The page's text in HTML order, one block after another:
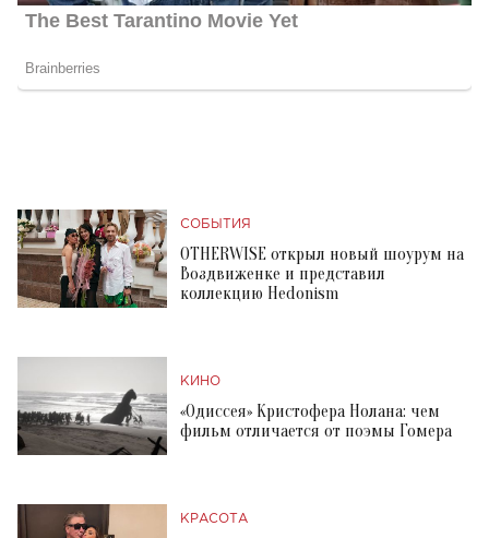
СОБЫТИЯ
OTHERWISE открыл новый шоурум на
Воздвиженке и представил
коллекцию Hedonism
КИНО
«Одиссея» Кристофера Нолана: чем
фильм отличается от поэмы Гомера
КРАСОТА